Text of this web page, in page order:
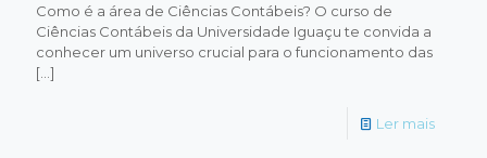
Como é a área de Ciências Contábeis? O curso de
Ciências Contábeis da Universidade Iguaçu te convida a
conhecer um universo crucial para o funcionamento das
[…]
Ler mais-